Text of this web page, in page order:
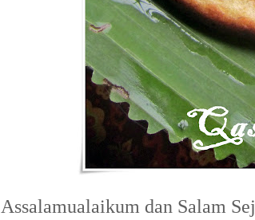
Assalamualaikum dan Salam